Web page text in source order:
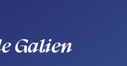
Galien